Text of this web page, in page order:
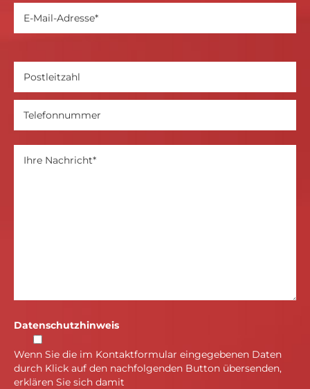
Datenschutzhinweis
Wenn Sie die im Kontaktformular eingegebenen Daten
durch Klick auf den nachfolgenden Button übersenden,
erklären Sie sich damit